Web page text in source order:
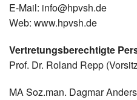
E-Mail: info@hpvsh.de
Web: www.hpvsh.de
Vertretungsberechtigte
Prof. Dr. Roland Repp
MA Soz.man. Dagmar